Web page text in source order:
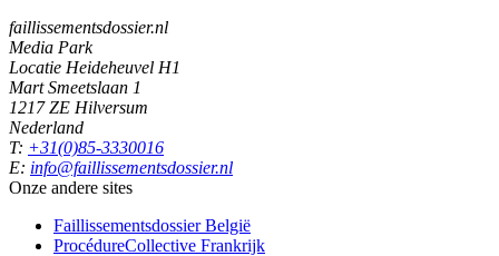
faillissementsdossier.nl
Media Park
Locatie Heideheuvel H1
Mart Smeetslaan 1
1217 ZE Hilversum
Nederland
T: +31(0)85-3330016
E: info@faillissementsdossier.nl
Onze andere sites
Faillissementsdossier België
ProcédureCollective Frankrijk